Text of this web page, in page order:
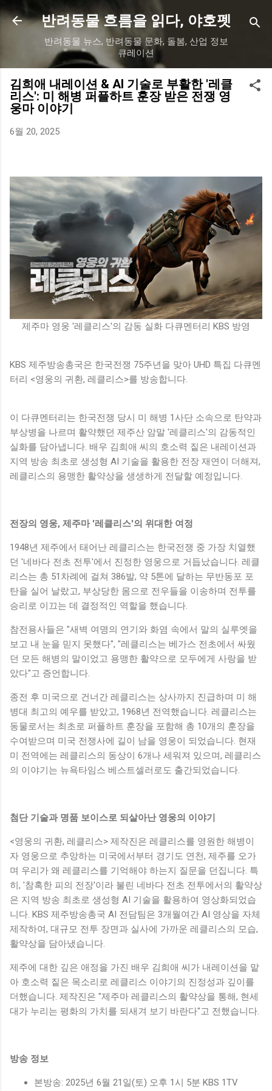
기본 콘텐츠로 건너뛰기
반려동물 흐름을 읽다, 야호펫
반려동물 뉴스, 반려동물 문화, 돌봄, 산업 정보
큐레이션
김희애 내레이션 & AI 기술로 부활한 '레클
리스': 미 해병 퍼플하트 훈장 받은 전쟁 영
웅마 이야기
6월 20, 2025
제주마 영웅 '레클리스'의 감동 실화 다큐멘터리 KBS 방영
KBS 제주방송총국은 한국전쟁 75주년을 맞아 UHD 특집 다큐멘
터리 <영웅의 귀환, 레클리스>를 방송합니다.
이 다큐멘터리는 한국전쟁 당시 미 해병 1사단 소속으로 탄약과
부상병을 나르며 활약했던 제주산 암말 '레클리스'의 감동적인
실화를 담아냅니다. 배우 김희애 씨의 호소력 짙은 내레이션과
지역 방송 최초로 생성형 AI 기술을 활용한 전장 재연이 더해져,
레클리스의 용맹한 활약상을 생생하게 전달할 예정입니다.
전장의 영웅, 제주마 '레클리스'의 위대한 여정
1948년 제주에서 태어난 레클리스는 한국전쟁 중 가장 치열했
던 '네바다 전초 전투'에서 진정한 영웅으로 거듭났습니다. 레클
리스는 총 51차례에 걸쳐 386발, 약 5톤에 달하는 무반동포 포
탄을 실어 날랐고, 부상당한 몸으로 전우들을 이송하며 전투를
승리로 이끄는 데 결정적인 역할을 했습니다.
참전용사들은 "새벽 여명의 연기와 화염 속에서 말의 실루엣을
보고 내 눈을 믿지 못했다", "레클리스는 베가스 전초에서 싸웠
던 모든 해병의 말이었고 용맹한 활약으로 모두에게 사랑을 받
았다"고 증언합니다.
종전 후 미국으로 건너간 레클리스는 상사까지 진급하며 미 해
병대 최고의 예우를 받았고, 1968년 전역했습니다. 레클리스는
동물로서는 최초로 퍼플하트 훈장을 포함해 총 10개의 훈장을
수여받으며 미국 전쟁사에 길이 남을 영웅이 되었습니다. 현재
미 전역에는 레클리스의 동상이 6개나 세워져 있으며, 레클리스
의 이야기는 뉴욕타임스 베스트셀러로도 출간되었습니다.
첨단 기술과 명품 보이스로 되살아난 영웅의 이야기
<영웅의 귀환, 레클리스> 제작진은 레클리스를 영원한 해병이
자 영웅으로 추앙하는 미국에서부터 경기도 연천, 제주를 오가
며 우리가 왜 레클리스를 기억해야 하는지 질문을 던집니다. 특
히, '참혹한 피의 전장'이라 불린 네바다 전초 전투에서의 활약상
은 지역 방송 최초로 생성형 AI 기술을 활용하여 영상화되었습
니다. KBS 제주방송총국 AI 전담팀은 3개월여간 AI 영상을 자체
제작하여, 대규모 전투 장면과 실사에 가까운 레클리스의 모습,
활약상을 담아냈습니다.
제주에 대한 깊은 애정을 가진 배우 김희애 씨가 내레이션을 맡
아 호소력 짙은 목소리로 레클리스 이야기의 진정성과 깊이를
더했습니다. 제작진은 "제주마 레클리스의 활약상을 통해, 현세
대가 누리는 평화의 가치를 되새겨 보기 바란다"고 전했습니다.
방송 정보
본방송: 2025년 6월 21일(토) 오후 1시 5분 KBS 1TV